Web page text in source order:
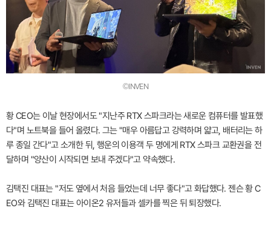
©INVEN
황 CEO는 이날 현장에서도 "지난주 RTX 스파크라는 새로운 컴퓨터를 발표했
다"며 노트북을 들어 올렸다. 그는 "매우 아름답고 강력하며 얇고, 배터리는 하
루 종일 간다"고 소개한 뒤, 행운의 이용객 두 명에게 RTX 스파크 교환권을 전
달하며 "양산이 시작되면 보내 주겠다"고 약속했다.
김택진 대표는 "저도 옆에서 처음 들었는데 너무 좋다"고 화답했다. 젠슨 황 C
EO와 김택진 대표는 아이온2 유저들과 셀카를 찍은 뒤 퇴장했다.